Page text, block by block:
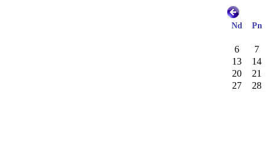
Nd Pn
6
7
13
14
20
21
27
28